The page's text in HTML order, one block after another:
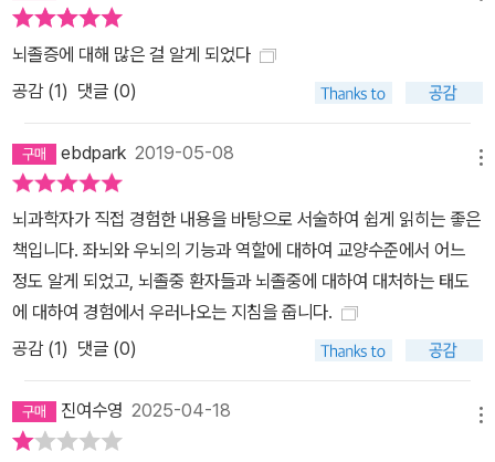
뇌졸증에 대해 많은 걸 알게 되었다
공감 (1) 댓글 (0)
ebdpark 2019-05-08
뇌과학자가 직접 경험한 내용을 바탕으로 서술하여 쉽게 읽히는 좋은
책입니다. 좌뇌와 우뇌의 기능과 역할에 대하여 교양수준에서 어느
정도 알게 되었고, 뇌졸중 환자들과 뇌졸중에 대하여 대처하는 태도
에 대하여 경험에서 우러나오는 지침을 줍니다.
공감 (1) 댓글 (0)
진여수영 2025-04-18